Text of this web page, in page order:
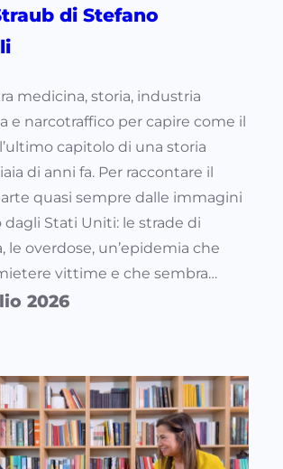
di Stefano
medicina, storia, industria
e narcotraffico per capire come il
capitolo di una storia
di anni fa. Per raccontare il
quasi sempre dalle immagini
dagli Stati Uniti: le strade di
le overdose, un’epidemia che
vittime e che sembra…
2026